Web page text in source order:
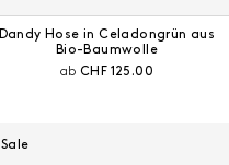
Dandy Hose in Celadongrün aus
Bio-Baumwolle
abAktueller Preis:
CHF 125.00
Sale